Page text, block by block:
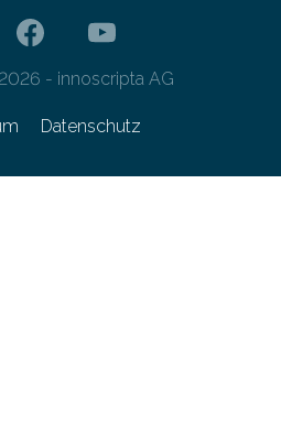
- innoscripta AG
Datenschutz